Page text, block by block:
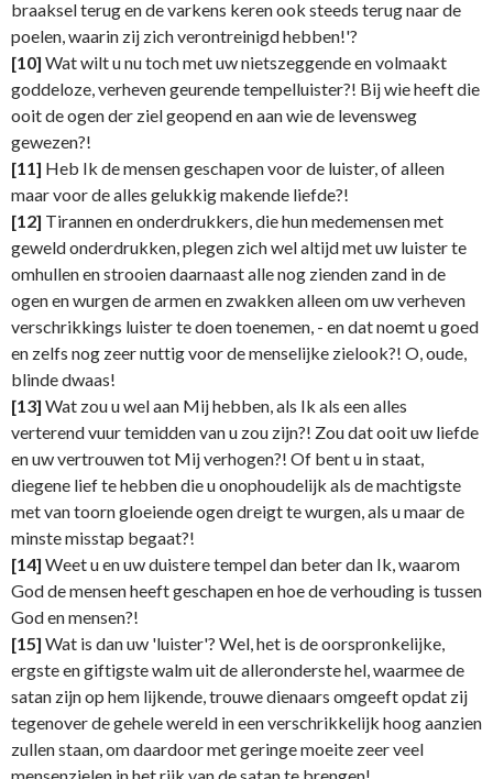
braaksel terug en de varkens keren ook steeds terug naar de
poelen, waarin zij zich verontreinigd hebben!'?
[10] Wat wilt u nu toch met uw nietszeggende en volmaakt
goddeloze, verheven geurende tempelluister?! Bij wie heeft die
ooit de ogen der ziel geopend en aan wie de levensweg
gewezen?!
[11] Heb Ik de mensen geschapen voor de luister, of alleen
maar voor de alles gelukkig makende liefde?!
[12] Tirannen en onderdrukkers, die hun medemensen met
geweld onderdrukken, plegen zich wel altijd met uw luister te
omhullen en strooien daarnaast alle nog zienden zand in de
ogen en wurgen de armen en zwakken alleen om uw verheven
verschrikkings luister te doen toenemen, - en dat noemt u goed
en zelfs nog zeer nuttig voor de menselijke zielook?! O, oude,
blinde dwaas!
[13] Wat zou u wel aan Mij hebben, als Ik als een alles
verterend vuur temidden van u zou zijn?! Zou dat ooit uw liefde
en uw vertrouwen tot Mij verhogen?! Of bent u in staat,
diegene lief te hebben die u onophoudelijk als de machtigste
met van toorn gloeiende ogen dreigt te wurgen, als u maar de
minste misstap begaat?!
[14] Weet u en uw duistere tempel dan beter dan Ik, waarom
God de mensen heeft geschapen en hoe de verhouding is tussen
God en mensen?!
[15] Wat is dan uw 'luister'? Wel, het is de oorspronkelijke,
ergste en giftigste walm uit de alleronderste hel, waarmee de
satan zijn op hem lijkende, trouwe dienaars omgeeft opdat zij
tegenover de gehele wereld in een verschrikkelijk hoog aanzien
zullen staan, om daardoor met geringe moeite zeer veel